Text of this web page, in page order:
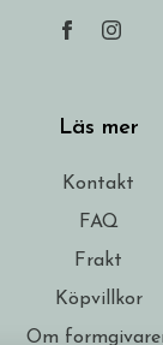
Läs mer
Kontakt
FAQ
Frakt
Köpvillkor
Om